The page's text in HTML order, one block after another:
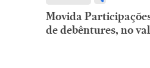
Movida
de debêntures, no